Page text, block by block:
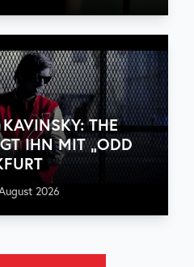
THE
IHN MIT „ODD
2026